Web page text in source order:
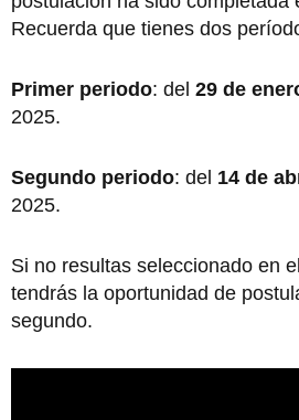
Recuerda que tienes dos
Primer periodo: del 29 de
2025.
Segundo periodo: del 14 de
2025.
Si no resultas seleccionado en
tendrás la oportunidad de
segundo.